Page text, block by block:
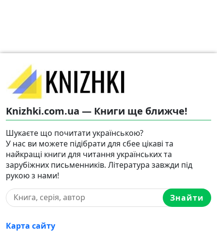
Knizhki.com.ua — Книги ще ближче!
Шукаєте що почитати українською?
У нас ви можете підібрати для сбее цікаві та
найкращі книги для читання українських та
зарубіжних письменників. Література завжди під
рукою з нами!
Знайти
Карта сайту